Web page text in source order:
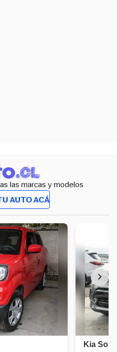
las marcas y modelos
AUTO ACÁ